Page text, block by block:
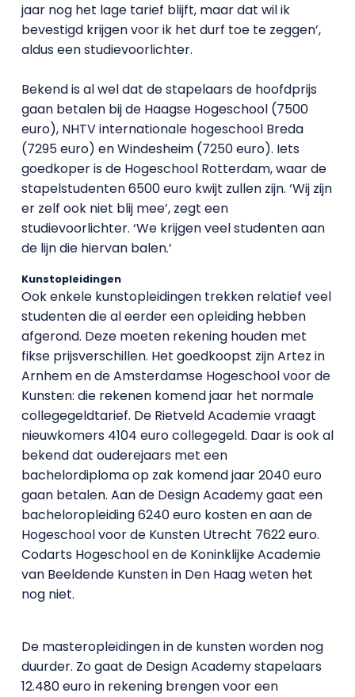
jaar nog het lage tarief blijft, maar dat wil ik
bevestigd krijgen voor ik het durf toe te zeggen’,
aldus een studievoorlichter.
Bekend is al wel dat de stapelaars de hoofdprijs
gaan betalen bij de Haagse Hogeschool (7500
euro), NHTV internationale hogeschool Breda
(7295 euro) en Windesheim (7250 euro). Iets
goedkoper is de Hogeschool Rotterdam, waar de
stapelstudenten 6500 euro kwijt zullen zijn. ‘Wij zijn
er zelf ook niet blij mee’, zegt een
studievoorlichter. ‘We krijgen veel studenten aan
de lijn die hiervan balen.’
Kunstopleidingen
Ook enkele kunstopleidingen trekken relatief veel
studenten die al eerder een opleiding hebben
afgerond. Deze moeten rekening houden met
fikse prijsverschillen. Het goedkoopst zijn Artez in
Arnhem en de Amsterdamse Hogeschool voor de
Kunsten: die rekenen komend jaar het normale
collegegeldtarief. De Rietveld Academie vraagt
nieuwkomers 4104 euro collegegeld. Daar is ook al
bekend dat ouderejaars met een
bachelordiploma op zak komend jaar 2040 euro
gaan betalen. Aan de Design Academy gaat een
bacheloropleiding 6240 euro kosten en aan de
Hogeschool voor de Kunsten Utrecht 7622 euro.
Codarts Hogeschool en de Koninklijke Academie
van Beeldende Kunsten in Den Haag weten het
nog niet.
De masteropleidingen in de kunsten worden nog
duurder. Zo gaat de Design Academy stapelaars
12.480 euro in rekening brengen voor een